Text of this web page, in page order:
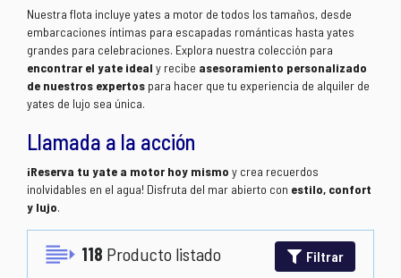
Nuestra flota incluye yates a motor de todos los tamaños, desde
embarcaciones íntimas para escapadas románticas hasta yates
grandes para celebraciones. Explora nuestra colección para
encontrar el yate ideal y recibe asesoramiento personalizado
de nuestros expertos para hacer que tu experiencia de alquiler de
yates de lujo sea única.
Llamada a la acción
¡Reserva tu yate a motor hoy mismo y crea recuerdos
inolvidables en el agua! Disfruta del mar abierto con estilo, confort
y lujo.
118 Producto listado Filtrar